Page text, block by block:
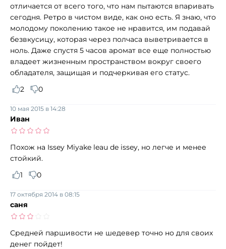
отличается от всего того, что нам пытаются впаривать
сегодня. Ретро в чистом виде, как оно есть. Я знаю, что
молодому поколению такое не нравится, им подавай
безвкусицу, которая через полчаса выветривается в
ноль. Даже спустя 5 часов аромат все еще полностью
владеет жизненным пространством вокруг своего
обладателя, защищая и подчеркивая его статус.
2
0
Иван
10 мая 2015 в 14:28
Похож на Issey Miyake leau de issey, но легче и менее
стойкий.
1
0
саня
17 октября 2014 в 08:15
Средней паршивости не шедевер точно но для своих
денег пойдет!